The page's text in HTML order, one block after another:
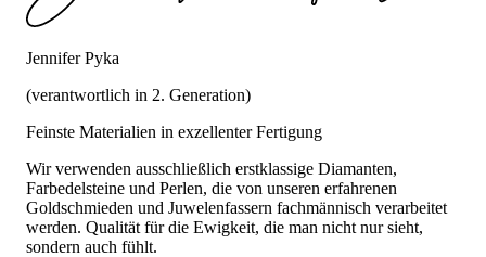
Jennifer Pyka
(verantwortlich in 2. Generation)
Feinste Materialien in exzellenter Fertigung
Wir verwenden ausschließlich erstklassige Diamanten,
Farbedelsteine und Perlen, die von unseren erfahrenen
Goldschmieden und Juwelenfassern fachmännisch verarbeitet
werden. Qualität für die Ewigkeit, die man nicht nur sieht,
sondern auch fühlt.